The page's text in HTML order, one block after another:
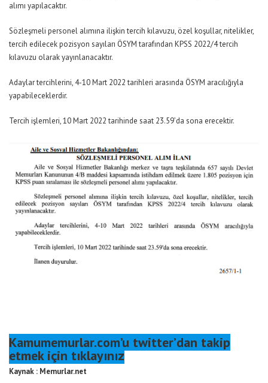
alımı yapılacaktır.
Sözleşmeli personel alımına ilişkin tercih kılavuzu, özel koşullar, nitelikler,
tercih edilecek pozisyon sayıları ÖSYM tarafından KPSS 2022/4 tercih
kılavuzu olarak yayınlanacaktır.
Adaylar tercihlerini, 4-10 Mart 2022 tarihleri arasında ÖSYM aracılığıyla
yapabileceklerdir.
Tercih işlemleri, 10 Mart 2022 tarihinde saat 23.59’da sona erecektir.
Kamumemurlar.com’u twitter’dan takip
etmek için tıklayınız
Kaynak : Memurlar.net